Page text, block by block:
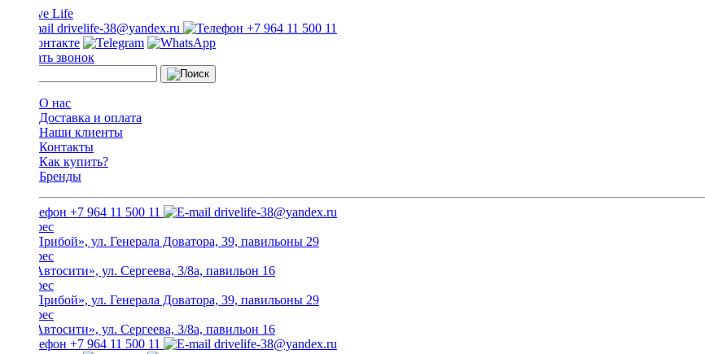
drivelife-38@yandex.ru +7 964 11 500 11
Заказать звонок
О нас
Доставка и оплата
Наши клиенты
Контакты
Как купить?
Бренды
+7 964 11 500 11 drivelife-38@yandex.ru
ТЦ «Прибой», ул. Генерала Доватора, 39, павильоны 29
ТЦ «Автосити», ул. Сергеева, 3/8а, павильон 16
ТЦ «Прибой», ул. Генерала Доватора, 39, павильоны 29
ТЦ «Автосити», ул. Сергеева, 3/8а, павильон 16
+7 964 11 500 11
drivelife-38@yandex.ru